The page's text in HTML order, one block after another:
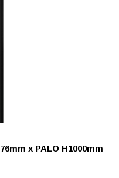
x PALO H1000mm